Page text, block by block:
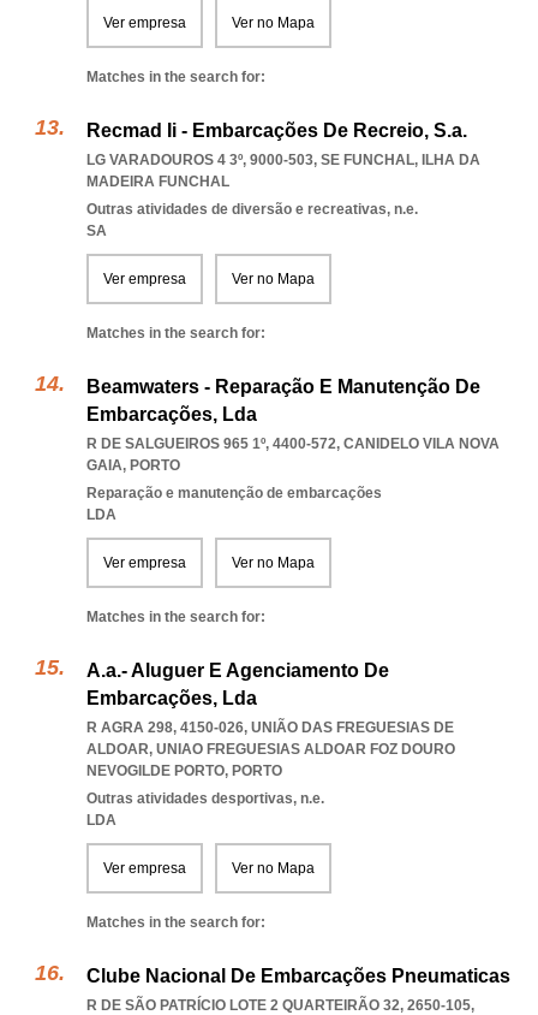
Ver empresa Ver no Mapa
Matches in the search for:
Recmad Ii - Embarcações De Recreio, S.a.
LG VARADOUROS 4 3º, 9000-503, SE FUNCHAL, ILHA DA
MADEIRA FUNCHAL
Outras atividades de diversão e recreativas, n.e.
SA
Ver empresa Ver no Mapa
Matches in the search for:
Beamwaters - Reparação E Manutenção De
Embarcações, Lda
R DE SALGUEIROS 965 1º, 4400-572, CANIDELO VILA NOVA
GAIA, PORTO
Reparação e manutenção de embarcações
LDA
Ver empresa Ver no Mapa
Matches in the search for:
A.a.- Aluguer E Agenciamento De
Embarcações, Lda
R AGRA 298, 4150-026, UNIÃO DAS FREGUESIAS DE
ALDOAR, UNIAO FREGUESIAS ALDOAR FOZ DOURO
NEVOGILDE PORTO, PORTO
Outras atividades desportivas, n.e.
LDA
Ver empresa Ver no Mapa
Matches in the search for:
Clube Nacional De Embarcações Pneumaticas
R DE SÃO PATRÍCIO LOTE 2 QUARTEIRÃO 32, 2650-105,